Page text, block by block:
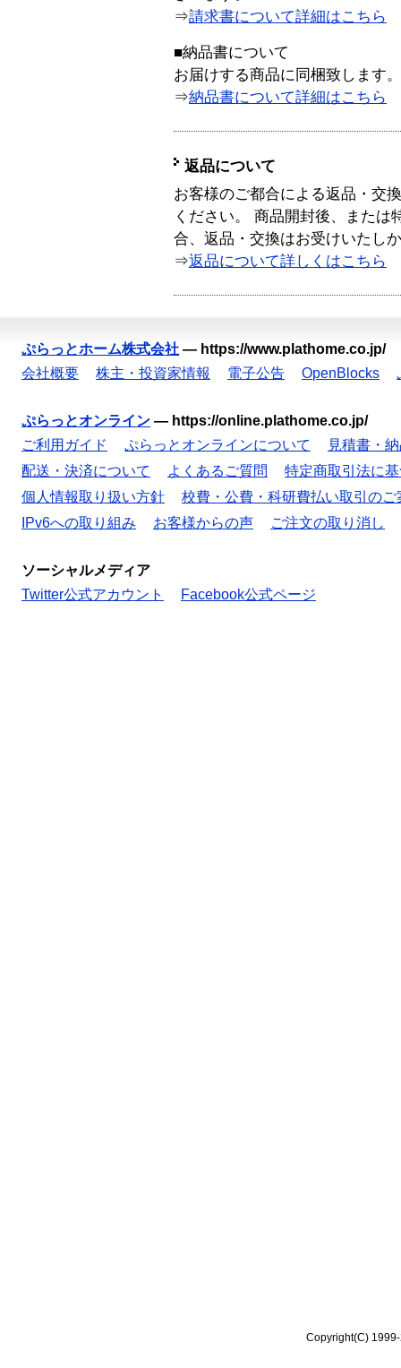
⇒請求書について詳細はこちら
■納品書について
お届けする商品に同梱致します。
⇒納品書について詳細はこちら
返品について
お客様のご都合による返品・交
ください。 商品開封後、または
合、返品・交換はお受けいたし
⇒返品について詳しくはこちら
ぷらっとホーム株式会社 — https://www.plathome.co.jp/
会社概要
株主・投資家情報 電子公告 OpenBlocks
ぷらっとオンライン — https://online.plathome.co.jp/
ご利用ガイド
ぷらっとオンラインについて
見積書・
配送・決済について
よくあるご質問
特定商取引法に
個人情報取り扱い方針
校費・公費・科研費払い取引のご
IPv6への取り組み
お客様からの声 ご注文の取り消し
ソーシャルメディア
Twitter公式アカウント
Facebook公式ページ
Copyright(C)